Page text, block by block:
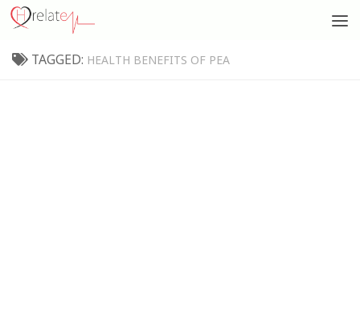
TAGGED: HEALTH BENEFITS OF PEA